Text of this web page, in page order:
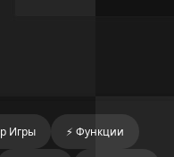
Игры ⚡ Функции